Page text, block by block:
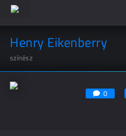
Henry Eikenberry
színész
0